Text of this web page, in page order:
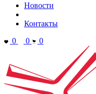
Новости
Контакты
0
0 0